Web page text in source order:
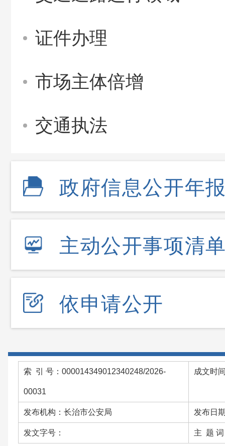
证件办理
市场主体倍增
交通执法
政府信息公开年
主动公开事项清
依申请公开
索 引 号：000014349012340248/2026-
00031
成文时
发布机构：长治市公安局 发布日
发文字号： 主 题 词